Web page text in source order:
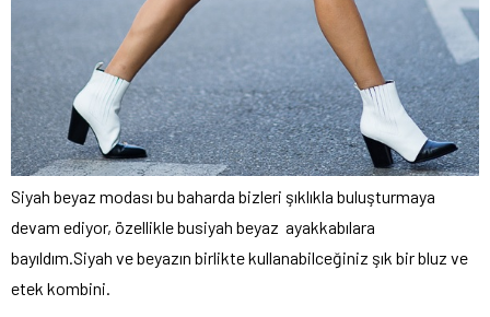
Siyah beyaz modası bu baharda bizleri şıklıkla buluşturmaya
devam ediyor, özellikle busiyah beyaz ayakkabılara
bayıldım.Siyah ve beyazın birlikte kullanabilceğiniz şık bir bluz ve
etek kombini.